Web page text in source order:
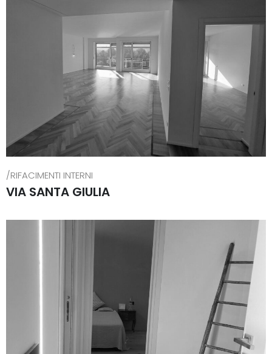
/RIFACIMENTI INTERNI
VIA SANTA GIULIA